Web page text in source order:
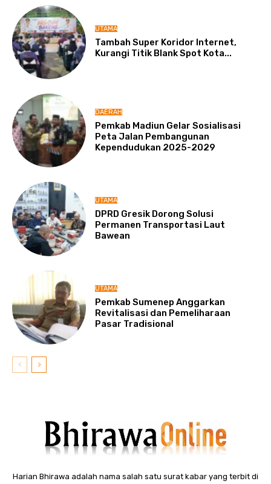
UTAMA
Tambah Super Koridor Internet,
Kurangi Titik Blank Spot Kota...
DAERAH
Pemkab Madiun Gelar Sosialisasi
Peta Jalan Pembangunan
Kependudukan 2025-2029
UTAMA
DPRD Gresik Dorong Solusi
Permanen Transportasi Laut
Bawean
UTAMA
Pemkab Sumenep Anggarkan
Revitalisasi dan Pemeliharaan
Pasar Tradisional
Harian Bhirawa adalah nama salah satu surat kabar yang terbit di